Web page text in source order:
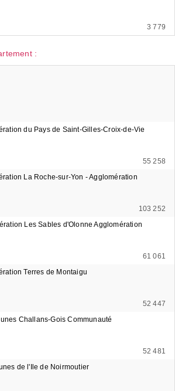
3 779
:
du Pays de Saint-Gilles-Croix-de-Vie
55 258
La Roche-sur-Yon - Agglomération
103 252
Les Sables d'Olonne Agglomération
61 061
Terres de Montaigu
52 447
Challans-Gois Communauté
52 481
de l'Ile de Noirmoutier